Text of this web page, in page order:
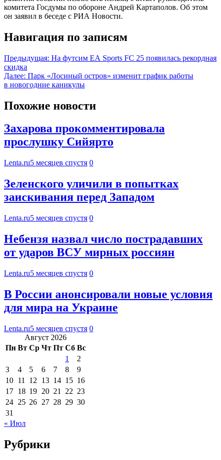
комитета Госдумы по обороне Андрей Картаполов. Об этом
он заявил в беседе с РИА Новости.
Навигация по записям
Предыдущая: На футсим EA Sports FC 25 появилась рекордная
скидка
Далее: Парк «Лосиный остров» изменит график работы
в новогодние каникулы
Похожие новости
Захарова прокомментировала
прослушку Сийярто
Lenta.ru5 месяцев спустя 0
Зеленского уличили в попытках
заискивания перед Западом
Lenta.ru5 месяцев спустя 0
Небензя назвал число пострадавших
от ударов ВСУ мирных россиян
Lenta.ru5 месяцев спустя 0
В России анонсировали новые условия
для мира на Украине
Lenta.ru5 месяцев спустя 0
Август 2026
Пн Вт Ср Чт Пт Сб Вс
1
2
3
4 5 6 7 8
9
10 11 12 13 14 15 16
17 18 19 20 21 22 23
24 25 26 27 28 29 30
31
« Июл
Рубрики